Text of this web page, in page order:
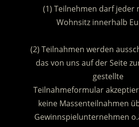
(1) Teilnehmen darf jeder
Wohnsitz innerhalb
(2) Teilnahmen werden
das von uns auf der Seite
gestellte
Teilnahmeformular
keine Massenteilnahmen
Gewinnspielunternehmen